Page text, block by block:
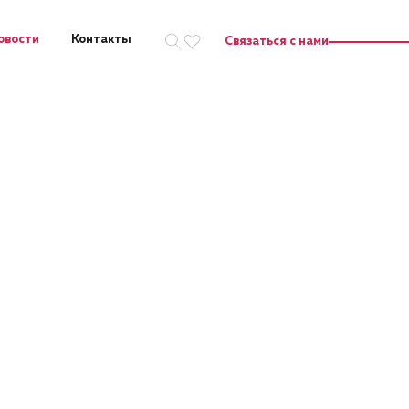
Контакты
Искать на сайте
Связаться с нами